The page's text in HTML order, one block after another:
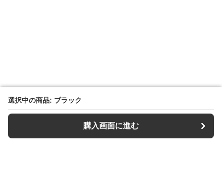
選択中の商品: ブラック
購入画面に進む
選択中の商品: ブラック
購入画面に進む